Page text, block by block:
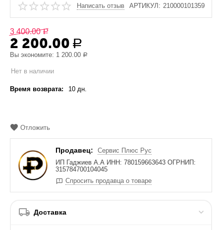
Написать отзыв АРТИКУЛ: 210000101359
3 400.00 Р
2 200.00 Р
Вы экономите: 1 200.00 Р
Нет в наличии
Время возврата: 10 дн.
Отложить
Продавец:
Сервис Плюс Рус
ИП Гаджиев А.А ИНН: 780159663643 ОГРНИП:
315784700104045
Спросить продавца о товаре
Доставка